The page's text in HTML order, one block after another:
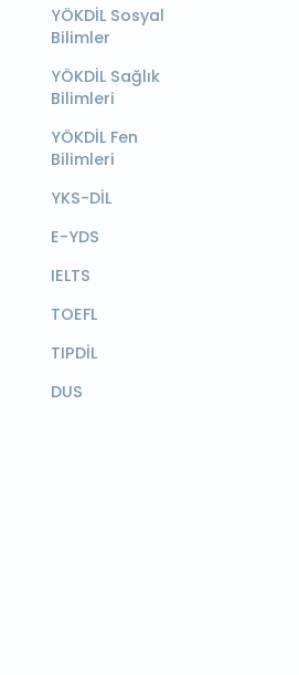
YÖKDİL Sosyal
Bilimler
YÖKDİL Sağlık
Bilimleri
YÖKDİL Fen
Bilimleri
YKS-DİL
E-YDS
IELTS
TOEFL
TIPDİL
DUS